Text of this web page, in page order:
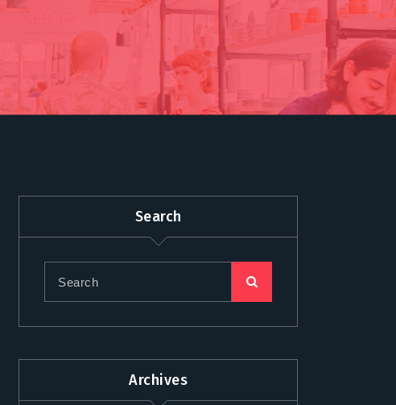
Search
Archives